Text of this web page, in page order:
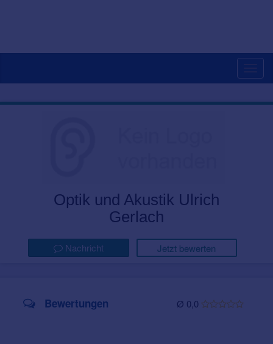
Optik und Akustik Ulrich
Gerlach
Nachricht Jetzt bewerten
Ø 0,0
Bewertungen